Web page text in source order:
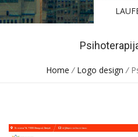
Home / Logo design /